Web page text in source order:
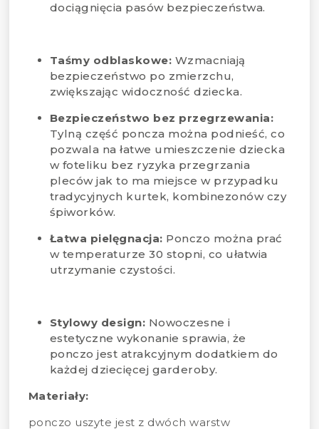
dociągnięcia pasów bezpieczeństwa.
Taśmy odblaskowe: Wzmacniają
bezpieczeństwo po zmierzchu,
zwiększając widoczność dziecka.
Bezpieczeństwo bez przegrzewania:
Tylną część poncza można podnieść, co
pozwala na łatwe umieszczenie dziecka
w foteliku bez ryzyka przegrzania
pleców jak to ma miejsce w przypadku
tradycyjnych kurtek, kombinezonów czy
śpiworków.
Łatwa pielęgnacja: Ponczo można prać
w temperaturze 30 stopni, co ułatwia
utrzymanie czystości.
Stylowy design: Nowoczesne i
estetyczne wykonanie sprawia, że
ponczo jest atrakcyjnym dodatkiem do
każdej dziecięcej garderoby.
Materiały:
ponczo uszyte jest z dwóch warstw